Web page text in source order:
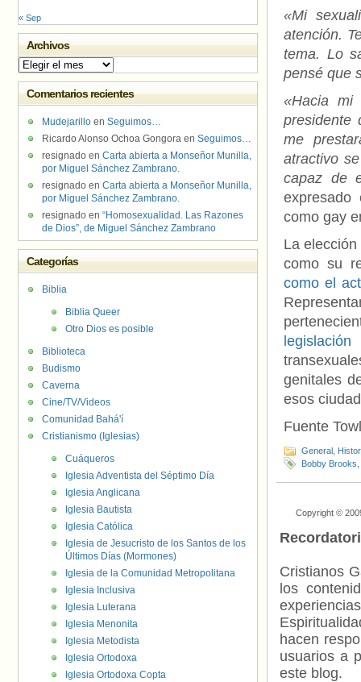
«Mi
atención.
tema. Lo
pensé que
«Hacia mi
presidente
me
atractivo
capaz de
expresado
como gay
La
como su
como el
genitales
esos
Fuente
General
Bobby Brooks
Copyright ©
Cristianos
los
hacen
usuarios a
este blog.
« Sep
Archivos
Archivos
Comentarios recientes
Mudejarillo en Seguimos…
Ricardo Alonso Ochoa Gongora en Seguimos…
resignado en Carta abierta a Monseñor Munilla,
por Miguel Sánchez Zambrano.
resignado en Carta abierta a Monseñor Munilla,
por Miguel Sánchez Zambrano.
resignado en “Homosexualidad. Las Razones
de Dios”, de Miguel Sánchez Zambrano
Categorías
Biblia
Biblia Queer
Otro Dios es posible
Biblioteca
Budismo
Caverna
Cine/TV/Videos
Comunidad Bahá'í
Cristianismo (Iglesias)
Cuáqueros
Iglesia Adventista del Séptimo Día
Iglesia Anglicana
Iglesia Bautista
Iglesia Católica
Iglesia de Jesucristo de los Santos de los
Últimos Días (Mormones)
Iglesia de la Comunidad Metropolitana
Iglesia Inclusiva
Iglesia Luterana
Iglesia Menonita
Iglesia Metodista
Iglesia Ortodoxa
Iglesia Ortodoxa Copta